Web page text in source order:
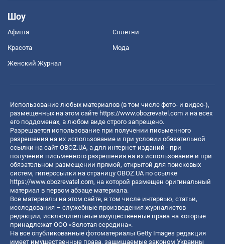
Шоу
Афиша Сплетни
Красота Мода
Женский Журнал
Использование любых материалов (в том числе фото- и видео-),
размещенных на этом сайте https://www.obozrevatel.com и на всех
его поддоменах, в любом виде строго запрещено.
Разрешается использование при получении письменного
разрешения на их использование и при условии обязательной
ссылки на сайт OBOZ.UA, а для интернет-изданий - при
получении письменного разрешения на их использование и при
обязательном размещении прямой, открытой для поисковых
систем, гиперссылки на страницу OBOZ.UA по ссылке
https://www.obozrevatel.com, на которой размещен оригинальный
материал в первом абзаце материала.
Все материалы на этом сайте, в том числе интервью, статьи,
исследования – служебные произведения журналистов
редакции, исключительные имущественные права на которые
принадлежат ООО «Золотая середина».
На все опубликованные фотоматериалы Getty Images редакция
имеет имущественные права, защищаемые законом Украины